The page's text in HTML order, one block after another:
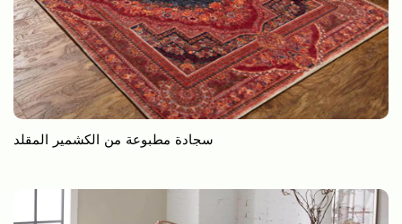
سجادة مطبوعة من الكشمير المقلد